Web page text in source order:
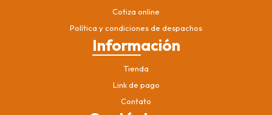
Cotiza online
Política y condiciones de despachos
Información
Tienda
Link de pago
Contato